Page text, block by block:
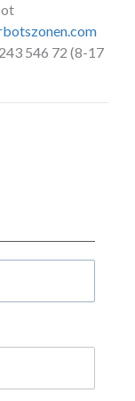
546 72 (8-17